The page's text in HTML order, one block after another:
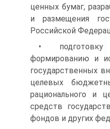
ценных бумаг,
и размещения
Российской
•
формированию и
государственных
целевых
рационального и
средств
фондов и других